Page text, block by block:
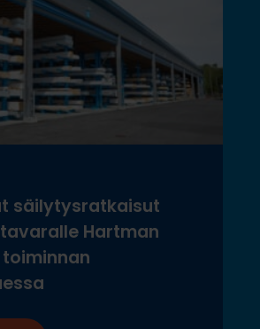
säilytysratkaisut
Hartman